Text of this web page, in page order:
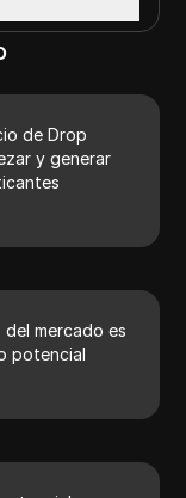
de Drop
y generar
mercado es
potencial